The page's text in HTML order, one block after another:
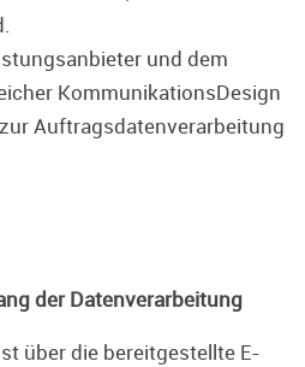
und dem
KommunikationsDesign
Auftragsdatenverarbeitung
der Datenverarbeitung
über die bereitgestellte E-